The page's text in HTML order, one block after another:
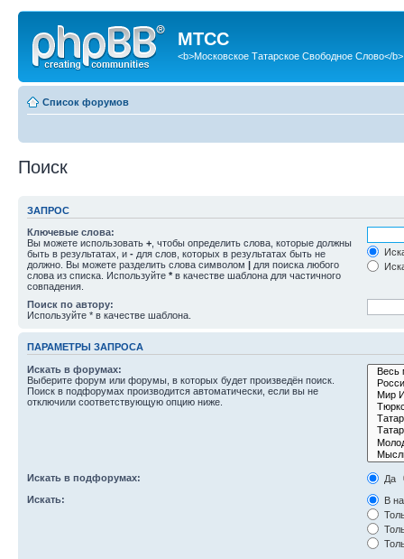
МТСС
<b>Московское Татарское Свободное Слово</b>
Список форумов
Поиск
ЗАПРОС
Ключевые слова:
Вы можете использовать + , чтобы определить слова, которые должны
быть в результатах, и - для слов, которых в результатах быть не
должно. Вы можете разделить слова символом | для поиска любого
слова из списка. Используйте * в качестве шаблона для частичного
совпадения.
Поиск по автору:
Используйте * в качестве шаблона.
ПАРАМЕТРЫ ЗАПРОСА
Искать в форумах:
Выберите форум или форумы, в которых будет произведён поиск.
Поиск в подфорумах производится автоматически, если вы не
отключили соответствующую опцию ниже.
Искать в подфорумах:
Да
Искать:
В